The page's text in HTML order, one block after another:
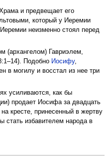
и предвещает его
который у Иеремии
неизменно стоял перед
(архангелом) Гавриэлем,
Подобно Иосифу,
в могилу и восстал из нее три
усиливаются, как бы
продает Иосифа за двадцать
кресте, принесенный в жертву
стать избавителем народа в